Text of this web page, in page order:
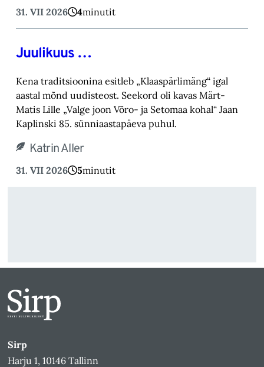
31. VII 2026 4minutit
Juulikuus …
Kena traditsioonina esitleb „Klaaspärlimäng“ igal
aastal mõnd uudisteost. Seekord oli kavas Märt-
Matis Lille „Valge joon Võro- ja Setomaa kohal“ Jaan
Kaplinski 85. sünniaastapäeva puhul.
Katrin Aller
31. VII 2026 5minutit
Sirp
Harju 1, 10146 Tallinn